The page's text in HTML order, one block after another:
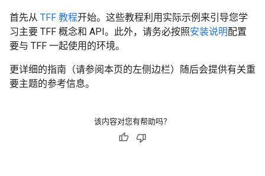
首先从 TFF 教程开始。这些教程利用实际示例来引导您学
习主要 TFF 概念和 API。此外，请务必按照安装说明配置
要与 TFF 一起使用的环境。
更详细的指南（请参阅本页的左侧边栏）随后会提供有关重
要主题的参考信息。
该内容对您有帮助吗？